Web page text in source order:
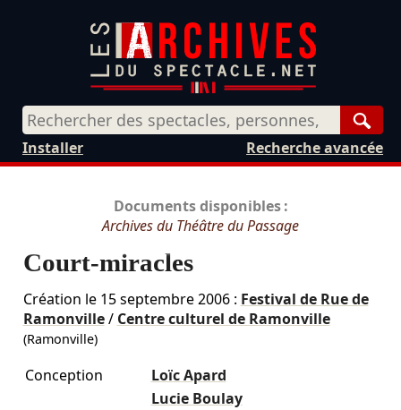
Recherche avancée
Installer
Documents disponibles :
Archives du Théâtre du Passage
Court-miracles
Création le 15 septembre 2006: Festival de Rue de
Ramonville/ Centre culturel de Ramonville
(Ramonville)
Conception
Loïc Apard
Lucie Boulay